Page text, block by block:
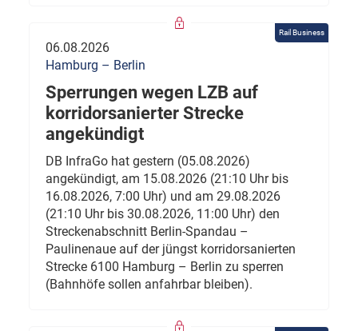
Rail Business
06.08.2026
Hamburg – Berlin
Sperrungen wegen LZB auf
korridorsanierter Strecke
angekündigt
DB InfraGo hat gestern (05.08.2026)
angekündigt, am 15.08.2026 (21:10 Uhr bis
16.08.2026, 7:00 Uhr) und am 29.08.2026
(21:10 Uhr bis 30.08.2026, 11:00 Uhr) den
Streckenabschnitt Berlin-Spandau –
Paulinenaue auf der jüngst korridorsanierten
Strecke 6100 Hamburg – Berlin zu sperren
(Bahnhöfe sollen anfahrbar bleiben).